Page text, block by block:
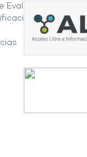
de la